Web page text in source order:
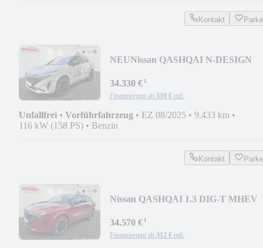
Kontakt
NEUNissan QASHQAI N-DESIGN
34.330 €¹
Finanzierung ab 310 € mtl.
Unfallfrei • Vorführfahrzeug • EZ 08/2025 • 9.433 km •
116 kW (158 PS) • Benzin
Kontakt
Nissan QASHQAI 1.3 DIG-T MHEV
34.570 €¹
Finanzierung ab 312 € mtl.